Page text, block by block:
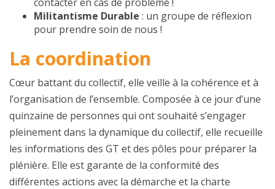
Militantisme Durable : un groupe de réflexion
pour prendre soin de nous !
La coordination
Cœur battant du collectif, elle veille à la cohérence et à
l’organisation de l’ensemble. Composée à ce jour d’une
quinzaine de personnes qui ont souhaité s’engager
pleinement dans la dynamique du collectif, elle recueille
les informations des GT et des pôles pour préparer la
plénière. Elle est garante de la conformité des
différentes actions avec la démarche et la charte